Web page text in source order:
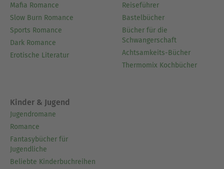
Mafia Romance
Slow Burn Romance
Sports Romance
Dark Romance
Erotische Literatur
Reiseführer
Bastelbücher
Bücher für die
Schwangerschaft
Achtsamkeits-Bücher
Thermomix Kochbücher
Kinder & Jugend
Jugendromane
Romance
Fantasybücher für
Jugendliche
Beliebte Kinderbuchreihen